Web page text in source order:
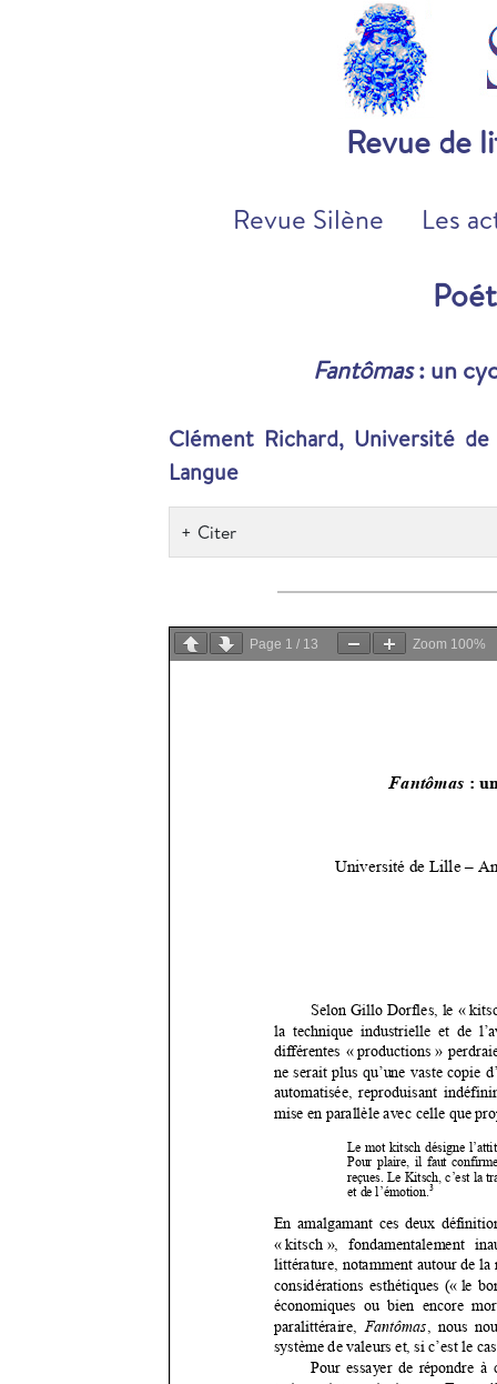
Revue de
Revue Silène Les
Fantômas: un
Clément Richard, Université
Langue
Citer
Page 1 / 13 Zoom 100%